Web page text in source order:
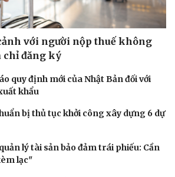
Đời sống
Blog
Tình yêu - Gia đình
với người nộp thuế không
chỉ đăng ký
quy định mới của Nhật Bản đối với
khẩu
bị thủ tục khởi công xây dựng 6 dự
lý tài sản bảo đảm trái phiếu: Cần
lạc"